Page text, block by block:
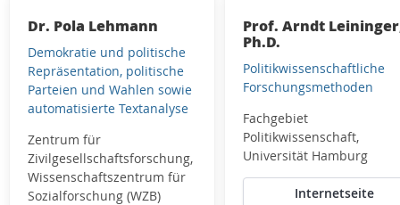
Dr. Pola Lehmann
Demokratie und politische
Repräsentation, politische
Parteien und Wahlen sowie
automatisierte Textanalyse
Zentrum für
Zivilgesellschaftsforschung,
Wissenschaftszentrum für
Sozialforschung (WZB)
Prof. Arndt
Ph.D.
Politikwissenschaftliche
Forschungsmethoden
Fachgebiet
Politikwissenschaft,
Universität Hamburg
Internetseite